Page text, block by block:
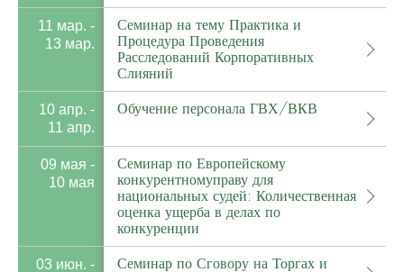
11 мар. -
13 мар.
Семинар на тему Практика и
Процедура Проведения
Расследований Корпоративных
Слияний
10 апр. -
11 апр.
Обучение персонала ГВХ/ВКВ
09 мая -
10 мая
Семинар по Европейскому
конкурентномуправу для
национальных судей: Количественная
оценка ущерба в делах по
конкуренции
03 июн. -
Семинар по Сговору на Торгах и